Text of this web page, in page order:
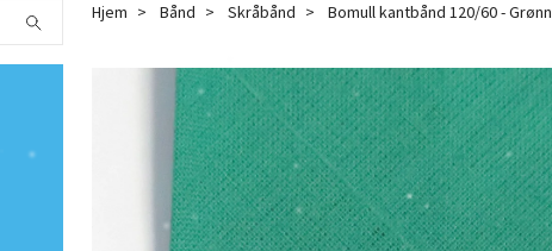
Hjem Bånd Skråbånd Bomull kantbånd 120/60 - Grønn